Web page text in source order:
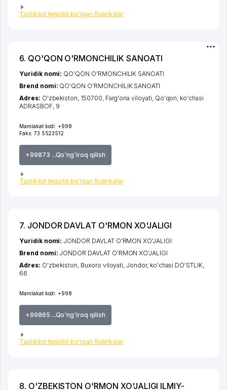
Tashkilot tegishli bo'lgan Rubrikalar
6. QO'QON O'RMONCHILIK SANOATI
Mamlakat kodi: +998
Faks: 73 5523512
+99873 ...Qo'ng'iroq qilish
Tashkilot tegishli bo'lgan Rubrikalar
Yuridik nomi: QO'QON O'RMONCHILIK SANOATI
Brend nomi: QO'QON O'RMONCHILIK SANOATI
Adres: O'zbekiston, 150700, Farg'ona viloyati, Qo'qon, ko'chasi
ADRASBOF, 9
7. JONDOR DAVLAT O'RMON XO'JALIGI
Mamlakat kodi: +998
+99865 ...Qo'ng'iroq qilish
Tashkilot tegishli bo'lgan Rubrikalar
Yuridik nomi: JONDOR DAVLAT O'RMON XO'JALIGI
Brend nomi: JONDOR DAVLAT O'RMON XO'JALIGI
Adres: O'zbekiston, Buxoro viloyati, Jondor, ko'chasi DO'STLIK,
66
8. O'ZBEKISTON O'RMON XO'JALIGI ILMIY-